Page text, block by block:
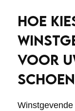
HOE
VOOR